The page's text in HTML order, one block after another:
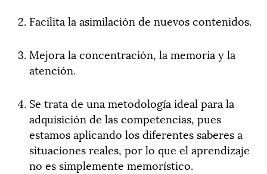
Facilita la asimilación de nuevos contenidos.
Mejora la concentración, la memoria y la
atención.
Se trata de una metodología ideal para la
adquisición de las competencias, pues
estamos aplicando los diferentes saberes a
situaciones reales, por lo que el aprendizaje
no es simplemente memorístico.